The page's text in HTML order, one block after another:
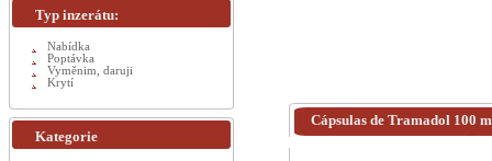
Cápsulas de Tramadol 100
Typ inzerátu:
Nabídka
Poptávka
Vyměnim, daruji
Krytí
Kategorie